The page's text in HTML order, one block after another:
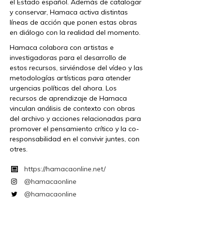
el Estado español. Además de catalogar
y conservar, Hamaca activa distintas
líneas de acción que ponen estas obras
en diálogo con la realidad del momento.
Hamaca colabora con artistas e
investigadoras para el desarrollo de
estos recursos, sirviéndose del vídeo y las
metodologías artísticas para atender
urgencias políticas del ahora. Los
recursos de aprendizaje de Hamaca
vinculan análisis de contexto con obras
del archivo y acciones relacionadas para
promover el pensamiento crítico y la co-
responsabilidad en el convivir juntes, con
otres.
https://hamacaonline.net/
@hamacaonline
@hamacaonline